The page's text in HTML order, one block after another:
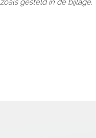
gesteld in de bijlage.